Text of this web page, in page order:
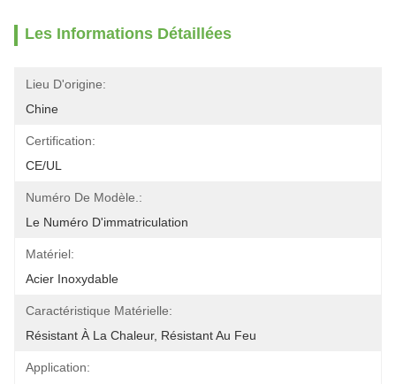
Les Informations Détaillées
Lieu D'origine:
Chine
Certification:
CE/UL
Numéro De Modèle.:
Le Numéro D'immatriculation
Matériel:
Acier Inoxydable
Caractéristique Matérielle:
Résistant À La Chaleur, Résistant Au Feu
Application: